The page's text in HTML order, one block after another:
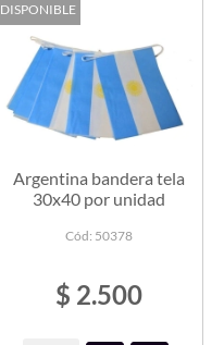
DISPONIBLE
Argentina bandera tela
30x40 por unidad
Cód: 50378
$ 2.500